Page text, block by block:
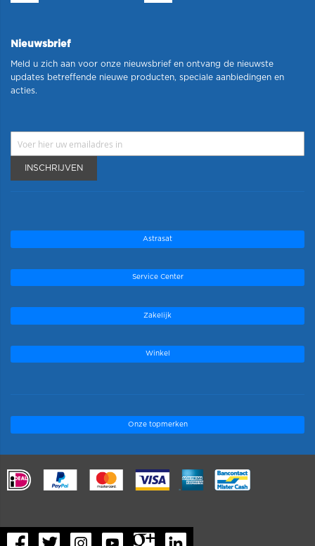
Nieuwsbrief
Meld u zich aan voor onze nieuwsbrief en ontvang de nieuwste
updates betreffende nieuwe producten, speciale aanbiedingen en
acties.
INSCHRIJVEN
Astrasat
Service Center
Zakelijk
Winkel
Onze topmerken
.